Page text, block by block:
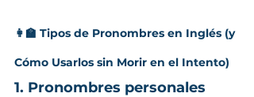
👩‍🏫 Tipos de Pronombres en Inglés (y
Cómo Usarlos sin Morir en el Intento)
1. Pronombres personales